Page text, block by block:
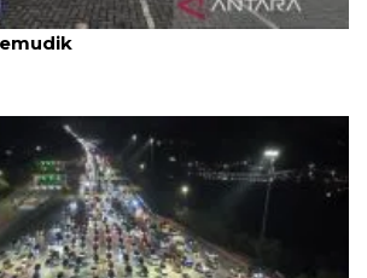
orang manfaatkan layanan